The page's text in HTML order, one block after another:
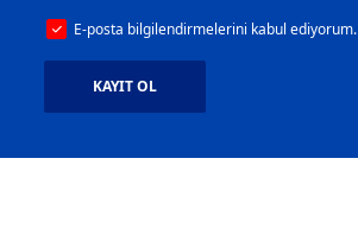
E-posta bilgilendirmelerini kabul ediyorum.
KAYIT OL